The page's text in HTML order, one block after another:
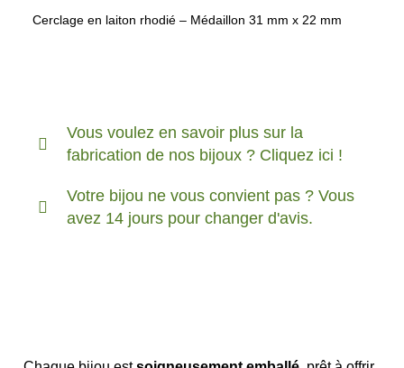
Cerclage en laiton rhodié – Médaillon 31 mm x 22 mm
Vous voulez en savoir plus sur la
fabrication de nos bijoux ? Cliquez ici !
Votre bijou ne vous convient pas ? Vous
avez 14 jours pour changer d'avis.